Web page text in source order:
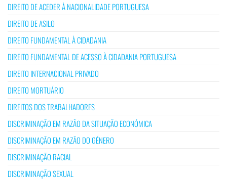
DIREITO DE ACEDER À NACIONALIDADE PORTUGUESA
DIREITO DE ASILO
DIREITO FUNDAMENTAL À CIDADANIA
DIREITO FUNDAMENTAL DE ACESSO À CIDADANIA PORTUGUESA
DIREITO INTERNACIONAL PRIVADO
DIREITO MORTUÁRIO
DIREITOS DOS TRABALHADORES
DISCRIMINAÇÃO EM RAZÃO DA SITUAÇÃO ECONÓMICA
DISCRIMINAÇÃO EM RAZÃO DO GÉNERO
DISCRIMINAÇÃO RACIAL
DISCRIMINAÇÃO SEXUAL